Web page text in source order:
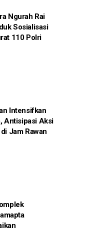
Ngurah Rai
Sosialisasi
110 Polri
Intensifkan
Antisipasi Aksi
Jam Rawan